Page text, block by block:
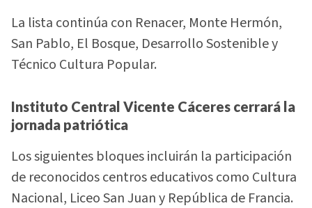
La lista continúa con Renacer, Monte Hermón,
San Pablo, El Bosque, Desarrollo Sostenible y
Técnico Cultura Popular.
Instituto Central Vicente Cáceres cerrará la
jornada patriótica
Los siguientes bloques incluirán la participación
de reconocidos centros educativos como Cultura
Nacional, Liceo San Juan y República de Francia.